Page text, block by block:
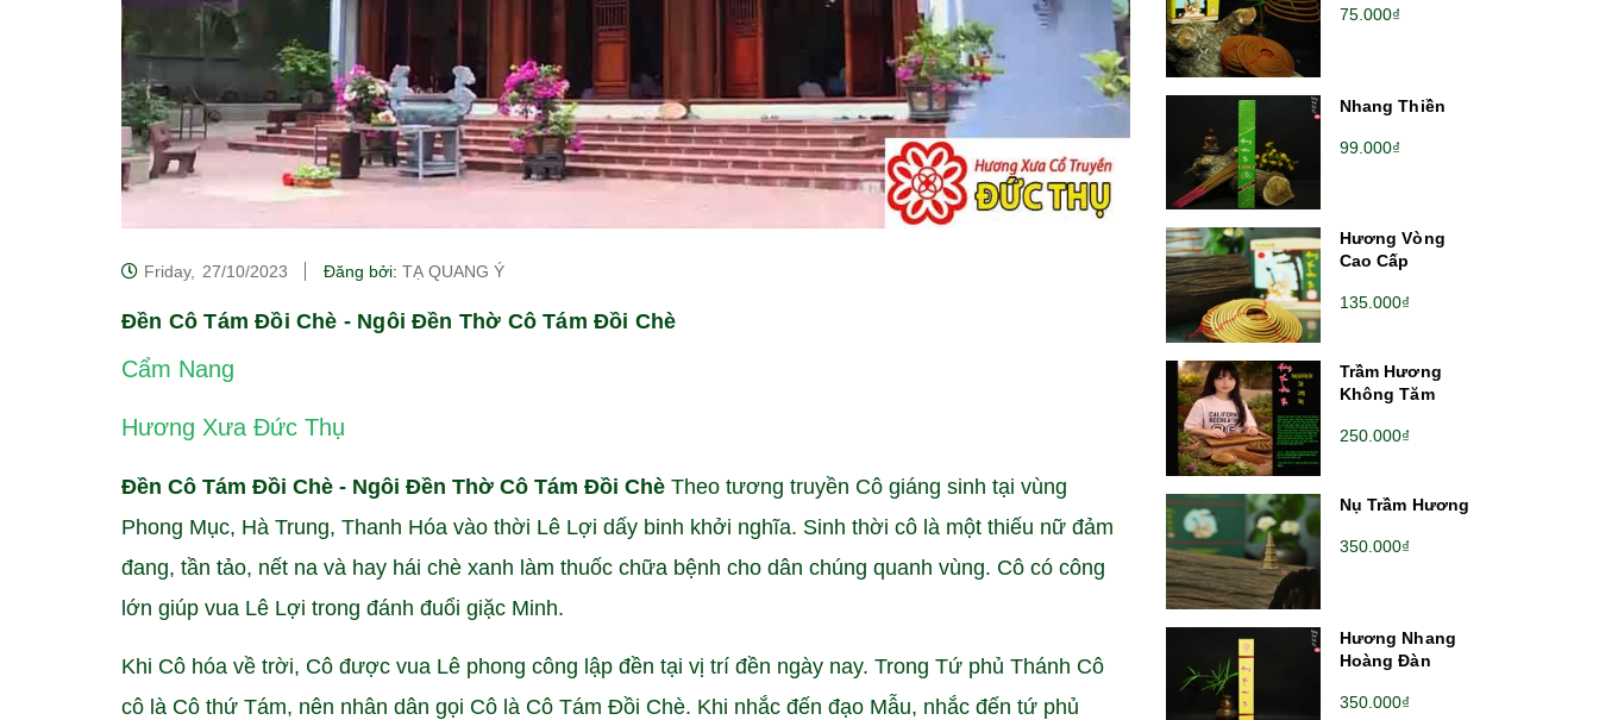
Friday, 27/10/2023 Đăng bởi: TẠ QUANG Ý
Đền Cô Tám Đồi Chè - Ngôi Đền Thờ Cô Tám Đồi Chè
Cẩm Nang
Hương Xưa Đức Thụ
Đền Cô Tám Đồi Chè - Ngôi Đền Thờ Cô Tám Đồi Chè Theo tương truyền Cô giáng sinh tại vùng
Phong Mục, Hà Trung, Thanh Hóa vào thời Lê Lợi dấy binh khởi nghĩa. Sinh thời cô là một thiếu nữ đảm
đang, tần tảo, nết na và hay hái chè xanh làm thuốc chữa bệnh cho dân chúng quanh vùng. Cô có công
lớn giúp vua Lê Lợi trong đánh đuổi giặc Minh.
Khi Cô hóa về trời, Cô được vua Lê phong công lập đền tại vị trí đền ngày nay. Trong Tứ phủ Thánh Cô
cô là Cô thứ Tám, nên nhân dân gọi Cô là Cô Tám Đồi Chè. Khi nhắc đến đạo Mẫu, nhắc đến tứ phủ
75.000₫
Nhang Thiền
99.000₫
Hương Vòng
Cao Cấp
135.000₫
Trầm Hương
Không Tăm
250.000₫
Nụ Trầm Hương
350.000₫
Hương Nhang
Hoàng Đàn
350.000₫